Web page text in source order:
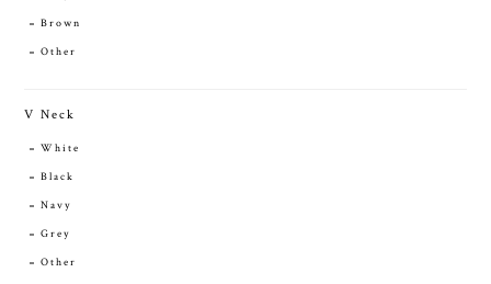
Brown
Other
V Neck
White
Black
Navy
Grey
Other